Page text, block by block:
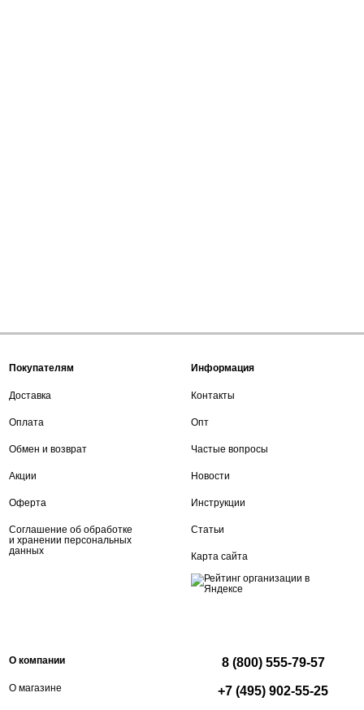
Покупателям
Доставка
Оплата
Обмен и возврат
Акции
Оферта
Соглашение об обработке
и хранении персональных
данных
Информация
Контакты
Опт
Частые вопросы
Новости
Инструкции
Статьи
Карта сайта
О компании
О магазине
8 (800) 555-79-57
+7 (495) 902-55-25